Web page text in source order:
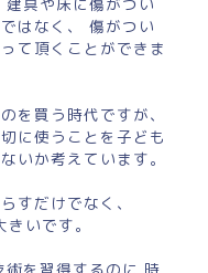
具や床に傷がつい
はなく、 傷がつい
て頂くことができま
を買う時代ですが、
に使うことを子ども
いか考えています。
すだけでなく、
いです。